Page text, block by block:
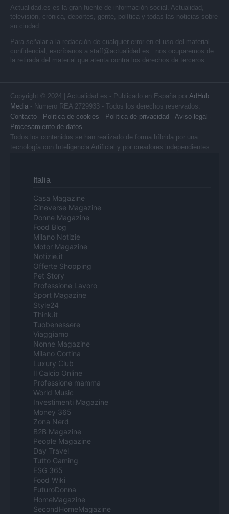
Actualidad.es es la gran fuente de información social. Actualidad,
televisión, crónica, deportes, gente, política y todas las noticias sobre
su ciudad.
Para señalar a la redacción de cualquier error en el uso del material
confidencial, escríbanos a staff@actualidad.es : nos ocuparemos de
la retirada del material que atenta contra los derechos de terceros.
Copyright © 2024 | Actualidad.es - Publicado en España por AdHub
Media - Numero REA 2729933 - Todos los derechos reservados.
Contacto - Politica de cookies - Política de privacidad - Aviso legal -
Procesamiento de datos
Todos los contenidos se han realizado de forma híbrida por una
tecnología con Inteligencia Artificial y por creadores independientes
Italia
Casa Magazine
Cineverse Magazine
Donne Magazine
Food Blog
Milano Notizie
Motor Magazine
Notizie.it
Offerte Shopping
Pet Story
Professione Lavoro
Sport Magazine
Style24
Think.it
Tuobenessere
Viaggiamo
Nonne Magazine
Milano Cortina
Luxury Club
Il Calcio Online
Professione mamma
World Music
Investimenti Magazine
Money 365
Zona Nerd
B2B Magazine
People Magazine
Day Travel
Tutto Gaming
ESG 365
Food Wiki
FuturoDonna
HomeMagazine
SecondHomeMagazine